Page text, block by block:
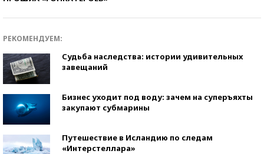
РЕКОМЕНДУЕМ:
Судьба наследства: истории удивительных
завещаний
Бизнес уходит под воду: зачем на суперъяхты
закупают субмарины
Путешествие в Исландию по следам
«Интерстеллара»